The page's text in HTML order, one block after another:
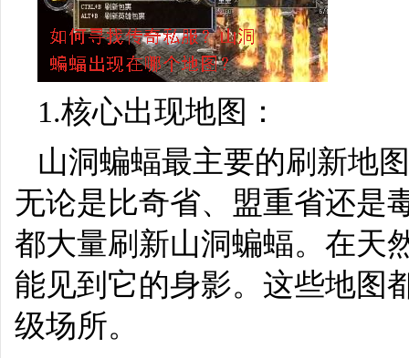
1.核心出现地图：
山洞蝙蝠最主要的刷新地
无论是比奇省、盟重省还是
都大量刷新山洞蝙蝠。在天
能见到它的身影。这些地图
级场所。